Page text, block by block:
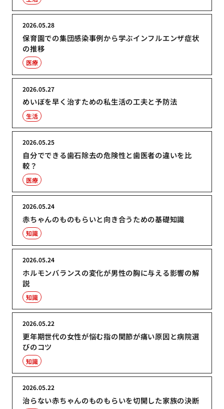
保育園での集団感染事例から学ぶインフルエンザ症状
の推移
2026.05.28
医療
めいぼを早く治すための私生活の工夫と予防法
2026.05.27
生活
自分でできる歯石除去の危険性と歯医者の違いを比
較？
2026.05.25
医療
赤ちゃんのものもらいと向き合うための基礎知識
2026.05.24
知識
ホルモンバランスの変化が男性の胸に与える影響の解
説
2026.05.24
知識
更年期世代の女性が悩む指の関節が痛い原因と病院選
びのコツ
2026.05.22
知識
治らない赤ちゃんのものもらいを切開した家族の決断
2026.05.22